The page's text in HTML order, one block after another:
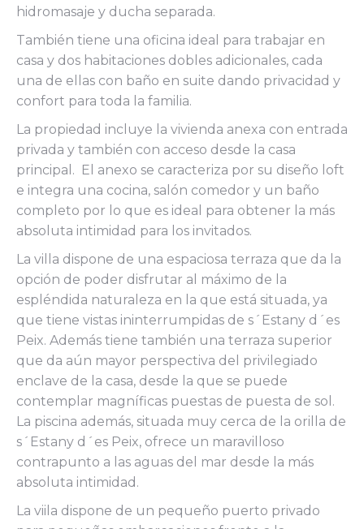
hidromasaje y ducha separada.
También tiene una oficina ideal para trabajar en
casa y dos habitaciones dobles adicionales, cada
una de ellas con baño en suite dando privacidad y
confort para toda la familia.
La propiedad incluye la vivienda anexa con entrada
privada y también con acceso desde la casa
principal. El anexo se caracteriza por su diseño loft
e integra una cocina, salón comedor y un baño
completo por lo que es ideal para obtener la más
absoluta intimidad para los invitados.
La villa dispone de una espaciosa terraza que da la
opción de poder disfrutar al máximo de la
espléndida naturaleza en la que está situada, ya
que tiene vistas ininterrumpidas de s´Estany d´es
Peix. Además tiene también una terraza superior
que da aún mayor perspectiva del privilegiado
enclave de la casa, desde la que se puede
contemplar magníficas puestas de puesta de sol.
La piscina además, situada muy cerca de la orilla de
s´Estany d´es Peix, ofrece un maravilloso
contrapunto a las aguas del mar desde la más
absoluta intimidad.
La viila dispone de un pequeño puerto privado